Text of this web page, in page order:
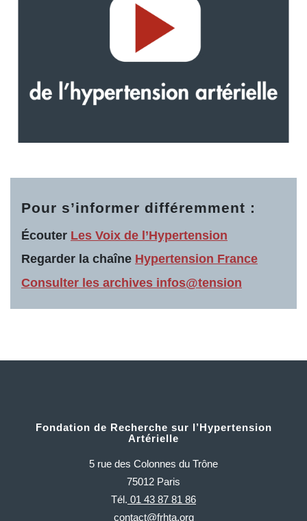
Pour s’informer différemment :
Écouter Les Voix de l’Hypertension
Regarder la chaîne Hypertension France
Consulter les archives infos@tension
Fondation de Recherche sur l’Hypertension
Artérielle
5 rue des Colonnes du Trône
75012 Paris
Tél. 01 43 87 81 86
contact@frhta.org